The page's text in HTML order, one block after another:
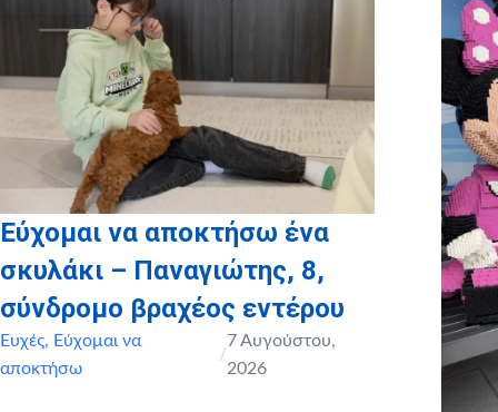
καθώς και τοmyikona.gr
για τη χορηγία όλων των
προσωποποιημένων φωτογραφικών άλμπουμ των παιδιών
Εύχομαι να αποκτήσω ένα
σκυλάκι – Παναγιώτης, 8,
σύνδρομο βραχέος εντέρου
Ευχές, Εύχομαι να
αποκτήσω
/
7 Αυγούστου,
2026